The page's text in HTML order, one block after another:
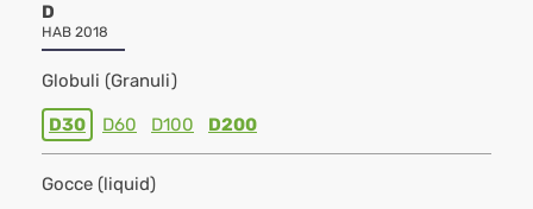
D
HAB 2018
Globuli (Granuli)
D30 D60 D100 D200
Gocce (liquid)